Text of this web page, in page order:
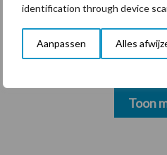
identification through device
Aanpassen Alles
Bedrijfsnieuws
Toon